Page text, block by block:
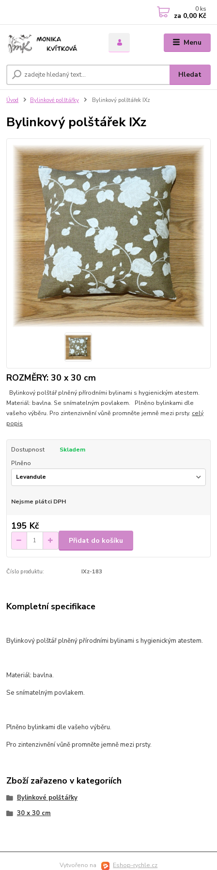
Menu
Hledat
0 ks
za 0,00 Kč
Úvod Bylinkové polštářky Bylinkový polštářek IXz
Bylinkový polštářek IXz
ROZMĚRY: 30 x 30 cm
Bylinkový polštář plněný přírodními bylinami s hygienickým atestem.
Materiál: bavlna. Se snímatelným povlakem. Plněno bylinkami dle
vašeho výběru. Pro zintenzivnění vůně promněte jemně mezi prsty. celý
popis
Dostupnost
Skladem
Plněno
Nejsme plátci DPH
195 Kč
Přidat do košíku
Číslo produktu: IXz-183
Kompletní specifikace
Bylinkový polštář plněný přírodními bylinami s hygienickým atestem.
Materiál: bavlna.
Se snímatelným povlakem.
Plněno bylinkami dle vašeho výběru.
Pro zintenzivnění vůně promněte jemně mezi prsty.
Zboží zařazeno v kategoriích
Bylinkové polštářky
30 x 30 cm
Vytvořeno na Eshop-rychle.cz